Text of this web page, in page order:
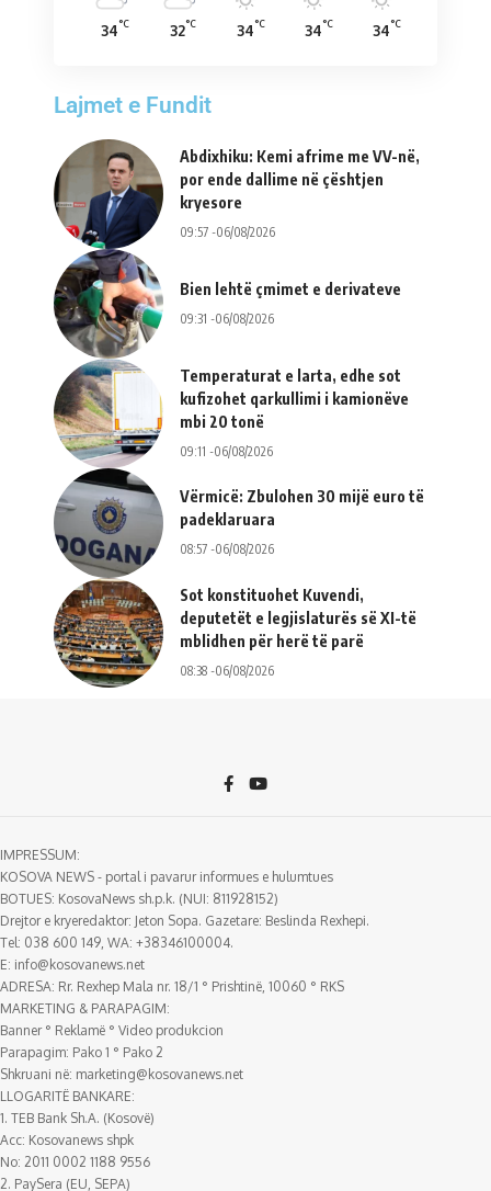
34°C 32°C 34°C 34°C 34°C
Lajmet e Fundit
Abdixhiku: Kemi afrime me VV-në,
por ende dallime në çështjen
kryesore
09:57 -06/08/2026
Bien lehtë çmimet e derivateve
09:31 -06/08/2026
Temperaturat e larta, edhe sot
kufizohet qarkullimi i kamionëve
mbi 20 tonë
09:11 -06/08/2026
Vërmicë: Zbulohen 30 mijë euro të
padeklaruara
08:57 -06/08/2026
Sot konstituohet Kuvendi,
deputetët e legjislaturës së XI-të
mblidhen për herë të parë
08:38 -06/08/2026
IMPRESSUM:
KOSOVA NEWS - portal i pavarur informues e hulumtues
BOTUES: KosovaNews sh.p.k. (NUI: 811928152)
Drejtor e kryeredaktor: Jeton Sopa. Gazetare: Beslinda Rexhepi.
Tel: 038 600 149, WA: +38346100004.
E: info@kosovanews.net
ADRESA: Rr. Rexhep Mala nr. 18/1 ° Prishtinë, 10060 ° RKS
MARKETING & PARAPAGIM:
Banner ° Reklamë ° Video produkcion
Parapagim: Pako 1 ° Pako 2
Shkruani në: marketing@kosovanews.net
LLOGARITË BANKARE:
1. TEB Bank Sh.A. (Kosovë)
Acc: Kosovanews shpk
No: 2011 0002 1188 9556
2. PaySera (EU, SEPA)